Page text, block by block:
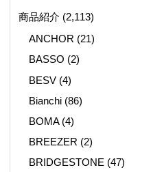
商品紹介 (2,113)
ANCHOR (21)
BASSO (2)
BESV (4)
Bianchi (86)
BOMA(4)
BREEZER (2)
BRIDGESTONE (47)